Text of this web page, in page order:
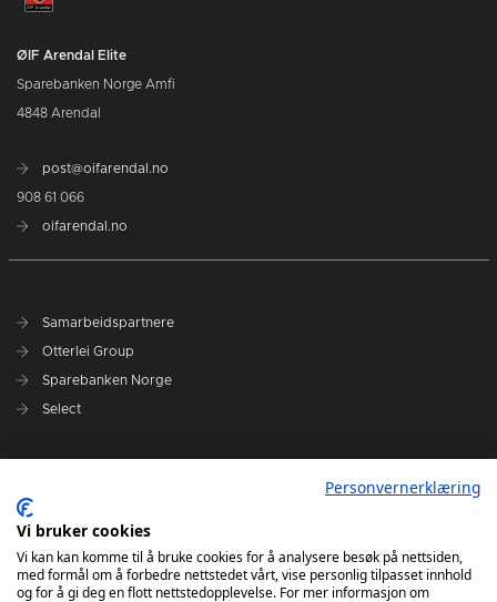
ØIF Arendal Elite
Sparebanken Norge Amfi
4848 Arendal
post@oifarendal.no
908 61 066
oifarendal.no
Samarbeidspartnere
Otterlei Group
Sparebanken Norge
Select
Spillerstall
Administrasjon
Styret
Personvernerklæring
Vi bruker cookies
Vi kan kan komme til å bruke cookies for å analysere besøk på nettsiden,
med formål om å forbedre nettstedet vårt, vise personlig tilpasset innhold
og for å gi deg en flott nettstedopplevelse. For mer informasjon om